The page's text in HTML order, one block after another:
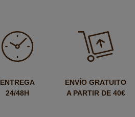
ENTREGA
24/48H
ENVÍO GRATUITO
A PARTIR DE 40€